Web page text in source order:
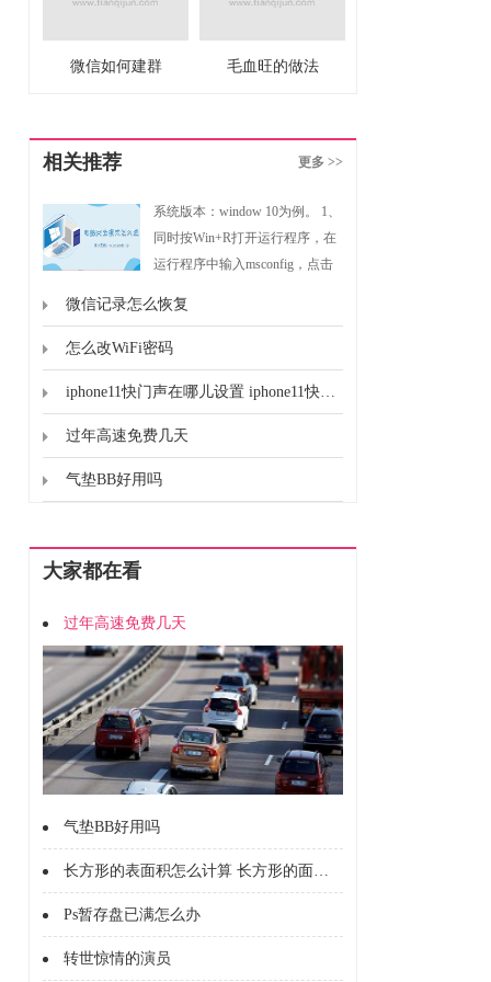
微信如何建群 毛血旺的做法
相关推荐 更多 >>
系统版本：window 10为例。 1、
同时按Win+R打开运行程序，在
运行程序中输入msconfig，点击
引导点击确定。3、点击重新启
动，重启后会自动进入安全模
式。
微信记录怎么恢复
怎么改WiFi密码
iphone11快门声在哪儿设置 iphone11快门声的设置位置
过年高速免费几天
气垫BB好用吗
大家都在看
过年高速免费几天
气垫BB好用吗
长方形的表面积怎么计算 长方形的面积怎么计算的
Ps暂存盘已满怎么办
转世惊情的演员